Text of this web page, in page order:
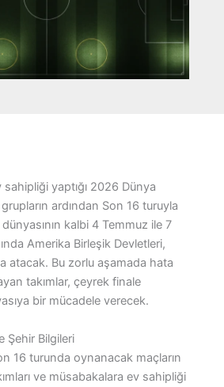
sahipliği yaptığı 2026 Dünya
ardından Son 16 turuyla
kalbi 4 Temmuz ile 7
Amerika Birleşik Devletleri,
atacak. Bu zorlu aşamada hata
takımlar, çeyrek finale
bir mücadele verecek.
Şehir Bilgileri
16 turunda oynanacak maçların
ve müsabakalara ev sahipliği